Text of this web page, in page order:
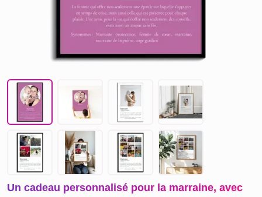
Un cadeau personnalisé pour la marraine, avec